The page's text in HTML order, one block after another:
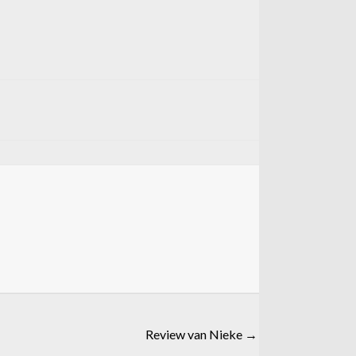
Review van Nieke →